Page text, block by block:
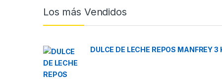
Brands Carousel
Los más Vendidos
DULCE DE LECHE REPOS MANFREY 3